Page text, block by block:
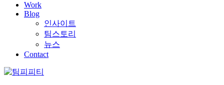
Work
Blog
인사이트
팀스토리
뉴스
Contact